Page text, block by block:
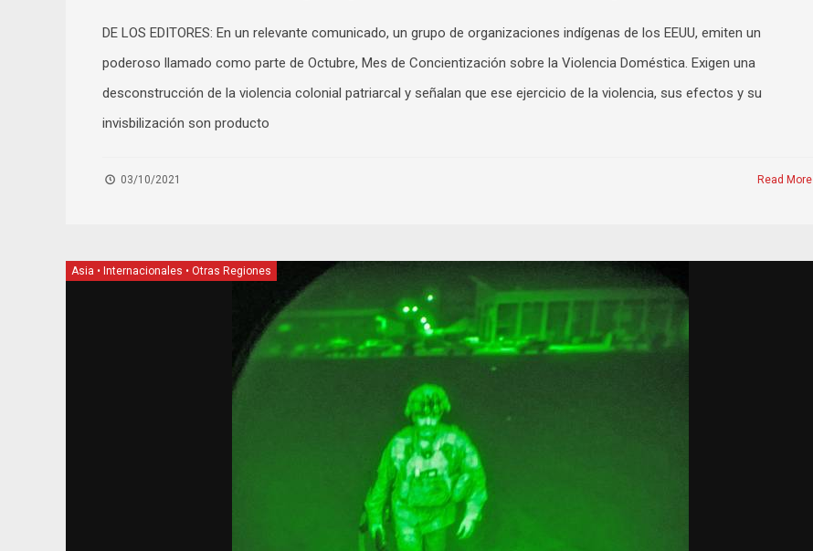
DE LOS EDITORES: En un relevante comunicado, un grupo de organizaciones indígenas de los EEUU, emiten un
poderoso llamado como parte de Octubre, Mes de Concientización sobre la Violencia Doméstica. Exigen una
desconstrucción de la violencia colonial patriarcal y señalan que ese ejercicio de la violencia, sus efectos y su
invisbilización son producto
03/10/2021 Read More
Asia • Internacionales • Otras Regiones